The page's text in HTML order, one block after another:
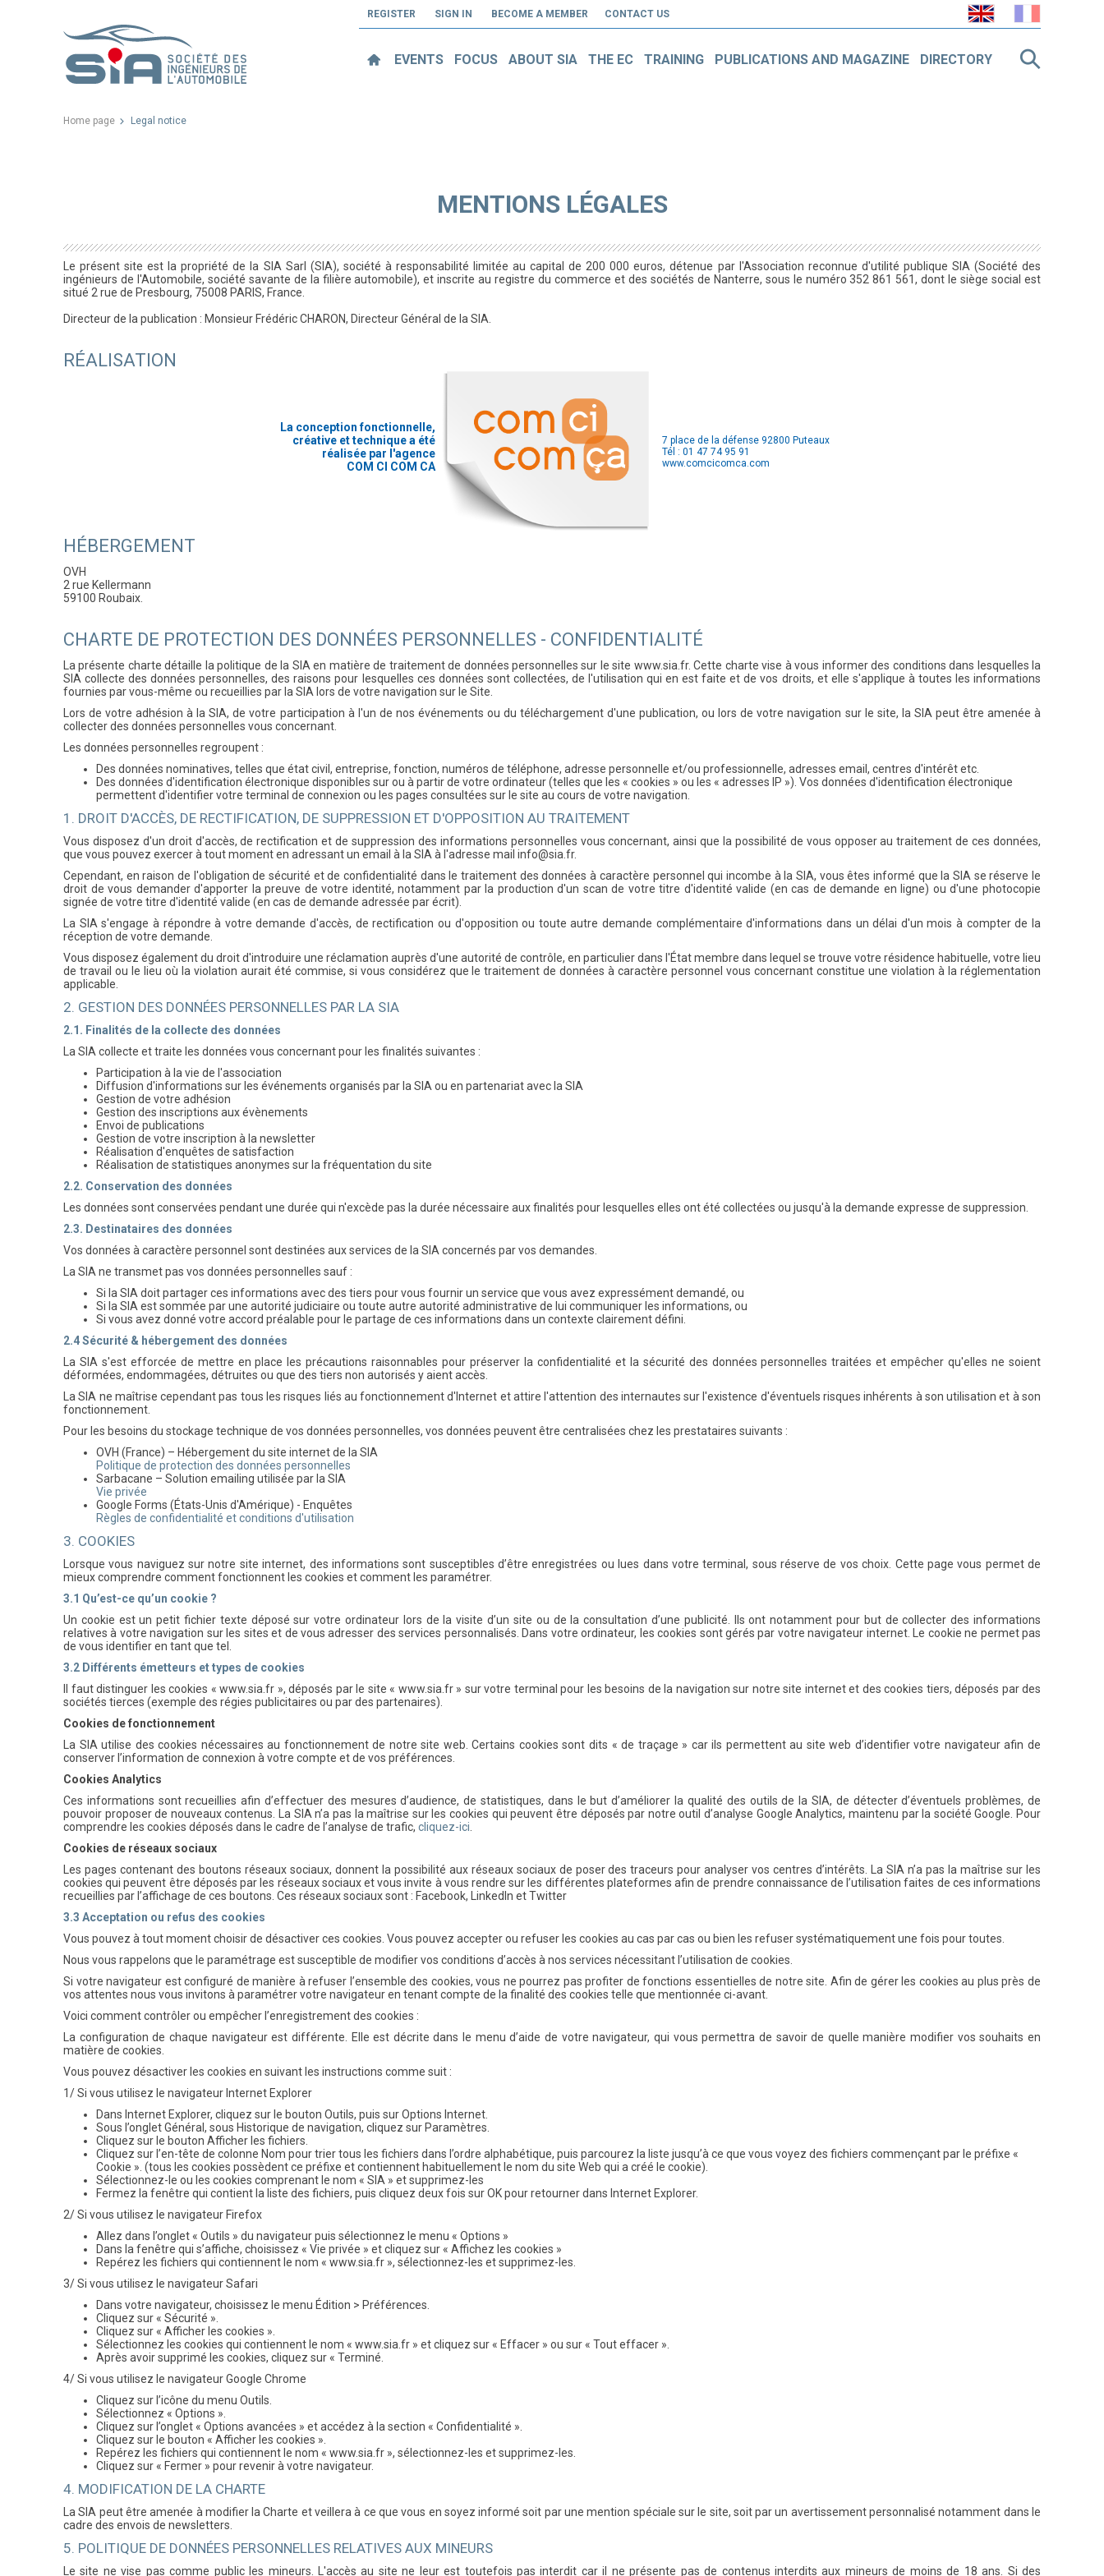
REGISTER SIGN IN BECOME A MEMBER CONTACT US
EVENTS FOCUS ABOUT SIA THE EC TRAINING PUBLICATIONS AND MAGAZINE DIRECTORY
Home page Legal notice
MENTIONS LÉGALES
Le présent site est la propriété de la SIA Sarl (SIA), société à responsabilité limitée au capital de 200 000 euros, détenue par l'Association reconnue d'utilité publique SIA (Société des
ingénieurs de l'Automobile, société savante de la filière automobile), et inscrite au registre du commerce et des sociétés de Nanterre, sous le numéro 352 861 561, dont le siège social est
situé 2 rue de Presbourg, 75008 PARIS, France.
Directeur de la publication : Monsieur Frédéric CHARON, Directeur Général de la SIA.
RÉALISATION
La conception fonctionnelle,
créative et technique a été
réalisée par l'agence
COM CI COM CA
7 place de la défense 92800 Puteaux
Tél : 01 47 74 95 91
www.comcicomca.com
HÉBERGEMENT
OVH
2 rue Kellermann
59100 Roubaix.
CHARTE DE PROTECTION DES DONNÉES PERSONNELLES - CONFIDENTIALITÉ
La présente charte détaille la politique de la SIA en matière de traitement de données personnelles sur le site www.sia.fr. Cette charte vise à vous informer des conditions dans lesquelles la
SIA collecte des données personnelles, des raisons pour lesquelles ces données sont collectées, de l'utilisation qui en est faite et de vos droits, et elle s'applique à toutes les informations
fournies par vous-même ou recueillies par la SIA lors de votre navigation sur le Site.
Lors de votre adhésion à la SIA, de votre participation à l'un de nos événements ou du téléchargement d'une publication, ou lors de votre navigation sur le site, la SIA peut être amenée à
collecter des données personnelles vous concernant.
Les données personnelles regroupent :
Des données nominatives, telles que état civil, entreprise, fonction, numéros de téléphone, adresse personnelle et/ou professionnelle, adresses email, centres d'intérêt etc.
Des données d'identification électronique disponibles sur ou à partir de votre ordinateur (telles que les « cookies » ou les « adresses IP »). Vos données d'identification électronique
permettent d'identifier votre terminal de connexion ou les pages consultées sur le site au cours de votre navigation.
1. DROIT D'ACCÈS, DE RECTIFICATION, DE SUPPRESSION ET D'OPPOSITION AU TRAITEMENT
Vous disposez d'un droit d'accès, de rectification et de suppression des informations personnelles vous concernant, ainsi que la possibilité de vous opposer au traitement de ces données,
que vous pouvez exercer à tout moment en adressant un email à la SIA à l'adresse mail info@sia fr.
Cependant, en raison de l'obligation de sécurité et de confidentialité dans le traitement des données à caractère personnel qui incombe à la SIA, vous êtes informé que la SIA se réserve le
droit de vous demander d'apporter la preuve de votre identité, notamment par la production d'un scan de votre titre d'identité valide (en cas de demande en ligne) ou d'une photocopie
signée de votre titre d'identité valide (en cas de demande adressée par écrit).
La SIA s'engage à répondre à votre demande d'accès, de rectification ou d'opposition ou toute autre demande complémentaire d'informations dans un délai d'un mois à compter de la
réception de votre demande.
Vous disposez également du droit d'introduire une réclamation auprès d'une autorité de contrôle, en particulier dans l'État membre dans lequel se trouve votre résidence habituelle, votre lieu
de travail ou le lieu où la violation aurait été commise, si vous considérez que le traitement de données à caractère personnel vous concernant constitue une violation à la réglementation
applicable.
2. GESTION DES DONNÉES PERSONNELLES PAR LA SIA
2.1. Finalités de la collecte des données
La SIA collecte et traite les données vous concernant pour les finalités suivantes :
Participation à la vie de l'association
Diffusion d'informations sur les événements organisés par la SIA ou en partenariat avec la SIA
Gestion de votre adhésion
Gestion des inscriptions aux évènements
Envoi de publications
Gestion de votre inscription à la newsletter
Réalisation d'enquêtes de satisfaction
Réalisation de statistiques anonymes sur la fréquentation du site
2.2. Conservation des données
Les données sont conservées pendant une durée qui n'excède pas la durée nécessaire aux finalités pour lesquelles elles ont été collectées ou jusqu'à la demande expresse de suppression.
2.3. Destinataires des données
Vos données à caractère personnel sont destinées aux services de la SIA concernés par vos demandes.
La SIA ne transmet pas vos données personnelles sauf :
Si la SIA doit partager ces informations avec des tiers pour vous fournir un service que vous avez expressément demandé, ou
Si la SIA est sommée par une autorité judiciaire ou toute autre autorité administrative de lui communiquer les informations, ou
Si vous avez donné votre accord préalable pour le partage de ces informations dans un contexte clairement défini.
2.4 Sécurité & hébergement des données
La SIA s'est efforcée de mettre en place les précautions raisonnables pour préserver la confidentialité et la sécurité des données personnelles traitées et empêcher qu'elles ne soient
déformées, endommagées, détruites ou que des tiers non autorisés y aient accès.
La SIA ne maîtrise cependant pas tous les risques liés au fonctionnement d'Internet et attire l'attention des internautes sur l'existence d'éventuels risques inhérents à son utilisation et à son
fonctionnement.
Pour les besoins du stockage technique de vos données personnelles, vos données peuvent être centralisées chez les prestataires suivants :
OVH (France) – Hébergement du site internet de la SIA
Politique de protection des données personnelles
Sarbacane – Solution emailing utilisée par la SIA
Vie privée
Google Forms (États-Unis d'Amérique) - Enquêtes
Règles de confidentialité et conditions d'utilisation
3. COOKIES
Lorsque vous naviguez sur notre site internet, des informations sont susceptibles d’être enregistrées ou lues dans votre terminal, sous réserve de vos choix. Cette page vous permet de
mieux comprendre comment fonctionnent les cookies et comment les paramétrer.
3.1 Qu’est-ce qu’un cookie ?
Un cookie est un petit fichier texte déposé sur votre ordinateur lors de la visite d’un site ou de la consultation d’une publicité. Ils ont notamment pour but de collecter des informations
relatives à votre navigation sur les sites et de vous adresser des services personnalisés. Dans votre ordinateur, les cookies sont gérés par votre navigateur internet. Le cookie ne permet pas
de vous identifier en tant que tel.
3.2 Différents émetteurs et types de cookies
Il faut distinguer les cookies « www.sia.fr », déposés par le site « www.sia.fr » sur votre terminal pour les besoins de la navigation sur notre site internet et des cookies tiers, déposés par des
sociétés tierces (exemple des régies publicitaires ou par des partenaires).
Cookies de fonctionnement
La SIA utilise des cookies nécessaires au fonctionnement de notre site web. Certains cookies sont dits « de traçage » car ils permettent au site web d’identifier votre navigateur afin de
conserver l’information de connexion à votre compte et de vos préférences.
Cookies Analytics
Ces informations sont recueillies afin d’effectuer des mesures d’audience, de statistiques, dans le but d’améliorer la qualité des outils de la SIA, de détecter d’éventuels problèmes, de
pouvoir proposer de nouveaux contenus. La SIA n’a pas la maîtrise sur les cookies qui peuvent être déposés par notre outil d’analyse Google Analytics, maintenu par la société Google. Pour
comprendre les cookies déposés dans le cadre de l’analyse de trafic, cliquez-ici
Cookies de réseaux sociaux
Les pages contenant des boutons réseaux sociaux, donnent la possibilité aux réseaux sociaux de poser des traceurs pour analyser vos centres d’intérêts. La SIA n’a pas la maîtrise sur les
cookies qui peuvent être déposés par les réseaux sociaux et vous invite à vous rendre sur les différentes plateformes afin de prendre connaissance de l’utilisation faites de ces informations
recueillies par l’affichage de ces boutons. Ces réseaux sociaux sont : Facebook, LinkedIn et Twitter
3.3 Acceptation ou refus des cookies
Vous pouvez à tout moment choisir de désactiver ces cookies. Vous pouvez accepter ou refuser les cookies au cas par cas ou bien les refuser systématiquement une fois pour toutes.
Nous vous rappelons que le paramétrage est susceptible de modifier vos conditions d’accès à nos services nécessitant l’utilisation de cookies.
Si votre navigateur est configuré de manière à refuser l’ensemble des cookies, vous ne pourrez pas profiter de fonctions essentielles de notre site. Afin de gérer les cookies au plus près de
vos attentes nous vous invitons à paramétrer votre navigateur en tenant compte de la finalité des cookies telle que mentionnée ci-avant.
Voici comment contrôler ou empêcher l’enregistrement des cookies :
La configuration de chaque navigateur est différente. Elle est décrite dans le menu d’aide de votre navigateur, qui vous permettra de savoir de quelle manière modifier vos souhaits en
matière de cookies.
Vous pouvez désactiver les cookies en suivant les instructions comme suit :
1/ Si vous utilisez le navigateur Internet Explorer
Dans Internet Explorer, cliquez sur le bouton Outils, puis sur Options Internet.
Sous l’onglet Général, sous Historique de navigation, cliquez sur Paramètres.
Cliquez sur le bouton Afficher les fichiers.
Cliquez sur l’en-tête de colonne Nom pour trier tous les fichiers dans l’ordre alphabétique, puis parcourez la liste jusqu’à ce que vous voyez des fichiers commençant par le préfixe «
Cookie ». (tous les cookies possèdent ce préfixe et contiennent habituellement le nom du site Web qui a créé le cookie).
Sélectionnez-le ou les cookies comprenant le nom « SIA » et supprimez-les
Fermez la fenêtre qui contient la liste des fichiers, puis cliquez deux fois sur OK pour retourner dans Internet Explorer.
2/ Si vous utilisez le navigateur Firefox
Allez dans l’onglet « Outils » du navigateur puis sélectionnez le menu « Options »
Dans la fenêtre qui s’affiche, choisissez « Vie privée » et cliquez sur « Affichez les cookies »
Repérez les fichiers qui contiennent le nom « www.sia.fr », sélectionnez-les et supprimez-les.
3/ Si vous utilisez le navigateur Safari
Dans votre navigateur, choisissez le menu Édition > Préférences.
Cliquez sur « Sécurité ».
Cliquez sur « Afficher les cookies ».
Sélectionnez les cookies qui contiennent le nom « www.sia.fr » et cliquez sur « Effacer » ou sur « Tout effacer ».
Après avoir supprimé les cookies, cliquez sur « Terminé.
4/ Si vous utilisez le navigateur Google Chrome
Cliquez sur l’icône du menu Outils.
Sélectionnez « Options ».
Cliquez sur l’onglet « Options avancées » et accédez à la section « Confidentialité ».
Cliquez sur le bouton « Afficher les cookies ».
Repérez les fichiers qui contiennent le nom « www.sia.fr », sélectionnez-les et supprimez-les.
Cliquez sur « Fermer » pour revenir à votre navigateur.
4. MODIFICATION DE LA CHARTE
La SIA peut être amenée à modifier la Charte et veillera à ce que vous en soyez informé soit par une mention spéciale sur le site, soit par un avertissement personnalisé notamment dans le
cadre des envois de newsletters.
5. POLITIQUE DE DONNÉES PERSONNELLES RELATIVES AUX MINEURS
Le site ne vise pas comme public les mineurs. L'accès au site ne leur est toutefois pas interdit car il ne présente pas de contenus interdits aux mineurs de moins de 18 ans. Si des